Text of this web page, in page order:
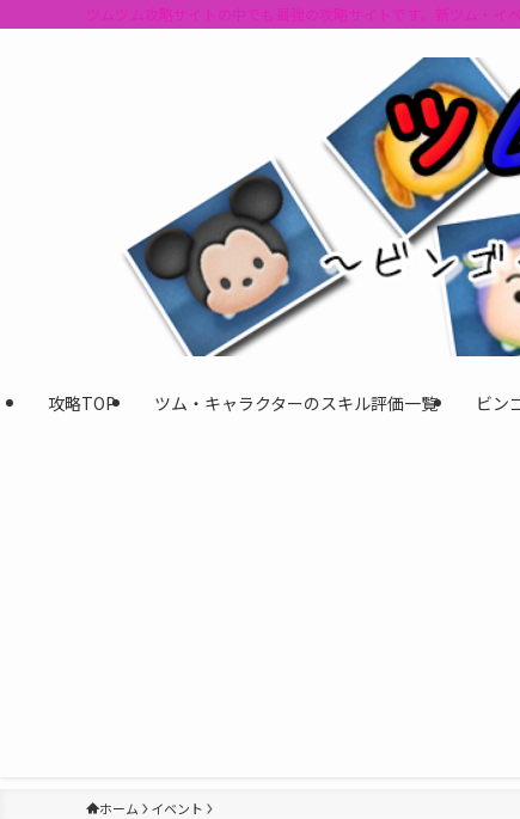
ツムツム攻略サイトの中でも最強の攻略サイトです。新ツム・
攻略TOP ツム・キャラクターのスキル評価一覧 ビン
ホーム イベント